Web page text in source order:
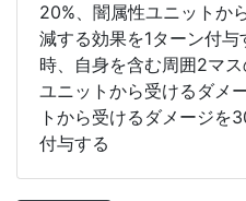
20%、闇属性ユニットか
減する効果を1ターン付
時、自身を含む周囲2マ
ユニットから受けるダメ
トから受けるダメージを
付与する